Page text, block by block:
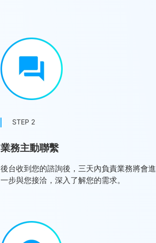
STEP 2
業務主動聯繫
後台收到您的諮詢後，三天內負責業務將會進
一步與您接洽，深入了解您的需求。